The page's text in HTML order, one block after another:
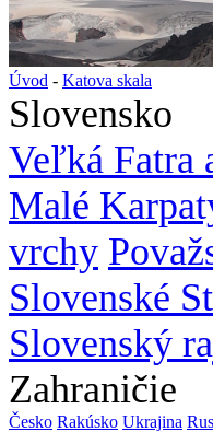
Úvod - Katova skala
Slovensko
Veľká Fatra
Malé
vrchy
Slovenské
Slovenský
Zahraničie
Česko Rakúsko Ukrajina